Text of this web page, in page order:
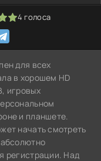
4 голоса
для всех
в хорошем HD
игровых
и планшете.
начать смотреть
регистрации. Над